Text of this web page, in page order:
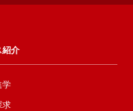
紹介
学
求